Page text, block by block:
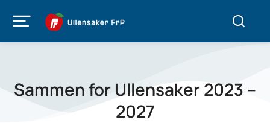
Sammen for Ullensaker 2023 –
2027